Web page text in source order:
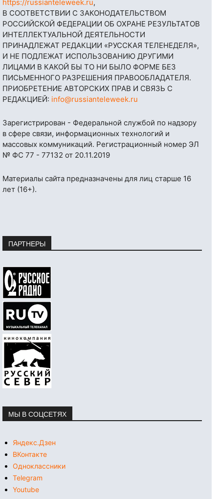
https://russianteleweek.ru,
В СООТВЕТСТВИИ С ЗАКОНОДАТЕЛЬСТВОМ
РОССИЙСКОЙ ФЕДЕРАЦИИ ОБ ОХРАНЕ РЕЗУЛЬТАТОВ
ИНТЕЛЛЕКТУАЛЬНОЙ ДЕЯТЕЛЬНОСТИ
ПРИНАДЛЕЖАТ РЕДАКЦИИ «РУССКАЯ ТЕЛЕНЕДЕЛЯ»,
И НЕ ПОДЛЕЖАТ ИСПОЛЬЗОВАНИЮ ДРУГИМИ
ЛИЦАМИ В КАКОЙ БЫ ТО НИ БЫЛО ФОРМЕ БЕЗ
ПИСЬМЕННОГО РАЗРЕШЕНИЯ ПРАВООБЛАДАТЕЛЯ.
ПРИОБРЕТЕНИЕ АВТОРСКИХ ПРАВ И СВЯЗЬ С
РЕДАКЦИЕЙ: info@russianteleweek.ru
Зарегистрирован - Федеральной службой по надзору
в сфере связи, информационных технологий и
массовых коммуникаций. Регистрационный номер ЭЛ
№ ФС 77 - 77132 от 20.11.2019
Материалы сайта предназначены для лиц старше 16
лет (16+).
ПАРТНЕРЫ
МЫ В СОЦСЕТЯХ
Яндекс.Дзен
ВКонтакте
Одноклассники
Telegram
Youtube